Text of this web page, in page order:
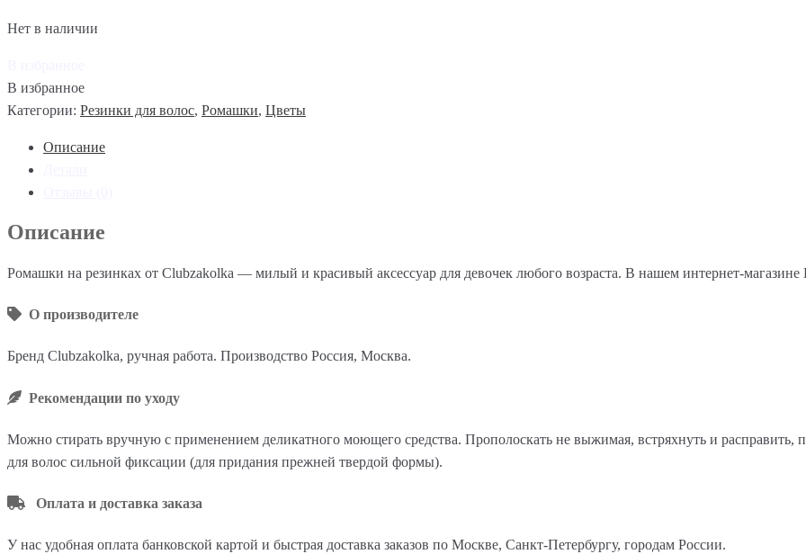
Нет в наличии
В избранное
Категории: Резинки для волос, Ромашки, Цветы
Описание
Описание
Ромашки на резинках от Clubzakolka — милый и красивый аксессуар для девочек любого возраста. В нашем интернет-
О производителе
Бренд Clubzakolka, ручная работа. Производство Россия, Москва.
Рекомендации по уходу
Можно стирать вручную с применением деликатного моющего средства. Прополоскать не выжимая, встряхнуть и расправить,
для волос сильной фиксации (для придания прежней твердой формы).
Оплата и доставка заказа
У нас удобная оплата банковской картой и быстрая доставка заказов по Москве, Санкт-Петербургу, городам России.